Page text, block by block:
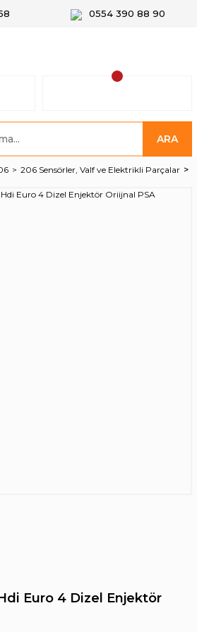
0554 390 88 90
ARA
206 Sensörler, Valf ve Elektrikli Parçalar
Euro 4 Dizel Enjektör